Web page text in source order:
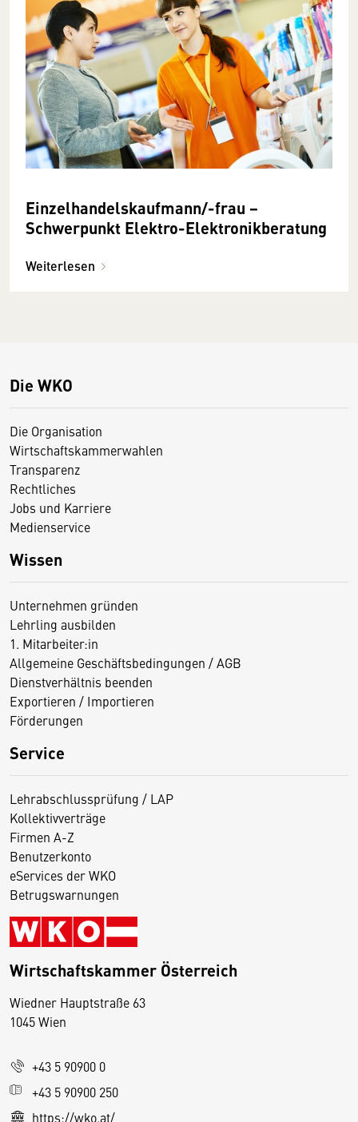
Einzelhandelskaufmann/-frau −
Schwerpunkt Elektro-Elektronikberatung
Weiterlesen
Die WKO
Die Organisation
Wirtschaftskammerwahlen
Transparenz
Rechtliches
Jobs und Karriere
Medienservice
Wissen
Unternehmen gründen
Lehrling ausbilden
1. Mitarbeiter:in
Allgemeine Geschäftsbedingungen / AGB
Dienstverhältnis beenden
Exportieren / Importieren
Förderungen
Service
Lehrabschlussprüfung / LAP
Kollektivverträge
Firmen A-Z
Benutzerkonto
eServices der WKO
Betrugswarnungen
Wirtschaftskammer Österreich
Wiedner Hauptstraße 63
1045 Wien
+43 5 90900 0
+43 5 90900 250
https://wko.at/
D
s
e
S